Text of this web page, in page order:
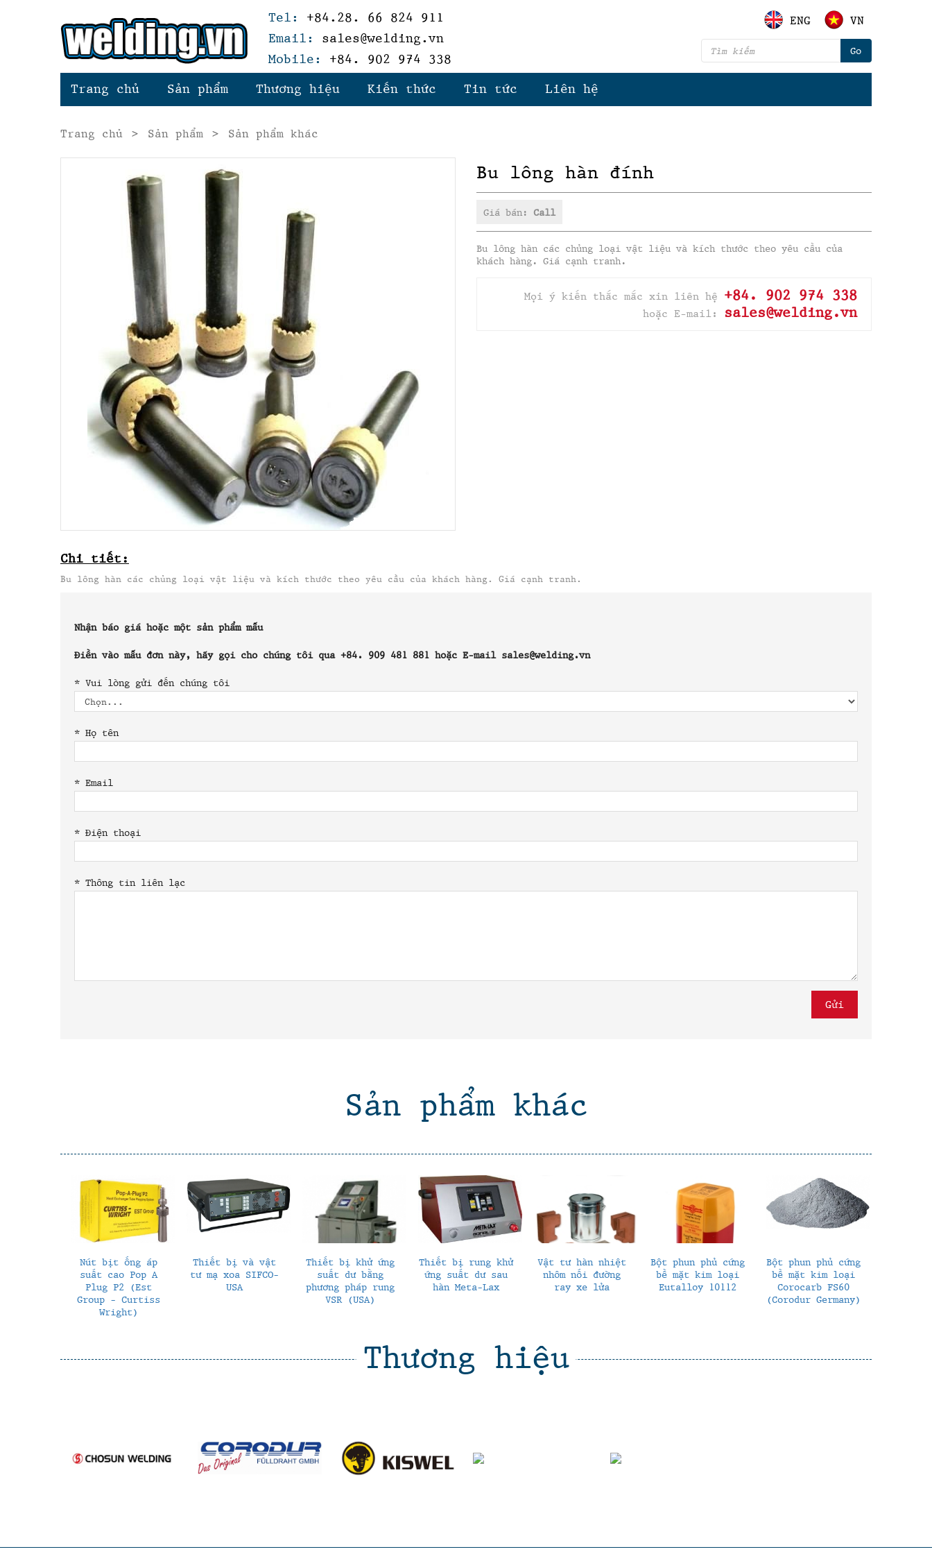
Tel:
+84.28. 66 824 911
Email:
sales@welding.vn
Mobile:
+84. 902 974 338
ENG VN
Trang chủ Sản phẩm Thương hiệu Kiến thức Tin tức Liên hệ
Trang chủ > Sản phẩm > Sản phẩm khác
Bu lông hàn đính
Giá bán: Call
Bu lông hàn các chủng loại vật liệu và kích thước theo yêu cầu của
khách hàng. Giá cạnh tranh.
Mọi ý kiến thắc mắc xin liên hệ +84. 902 974 338
hoặc E-mail: sales@welding.vn
Chi tiết:
Bu lông hàn các chủng loại vật liệu và kích thước theo yêu cầu của khách hàng. Giá cạnh tranh.
Nhận báo giá hoặc một sản phẩm mẫu
Điền vào mẫu đơn này, hãy gọi cho chúng tôi qua +84. 909 481 881 hoặc E-mail sales@welding.vn
* Vui lòng gửi đến chúng tôi
* Họ tên
* Email
* Điện thoại
* Thông tin liên lạc
Sản phẩm khác
Nút bịt ống áp
suất cao Pop A
Plug P2 (Est
Group - Curtiss
Wright)
Thiết bị và vật
tư mạ xoa SIFCO-
USA
Thiết bị khử ứng
suất dư bằng
phương pháp rung
VSR (USA)
Thiết bị rung khử
ứng suất dư sau
hàn Meta-Lax
Vật tư hàn nhiệt
nhôm nối đường
ray xe lửa
Bột phun phủ cứng
bề mặt kim loại
Eutalloy 10112
Bột phun phủ cứng
bề mặt kim loại
Corocarb FS60
(Corodur Germany)
Thương hiệu